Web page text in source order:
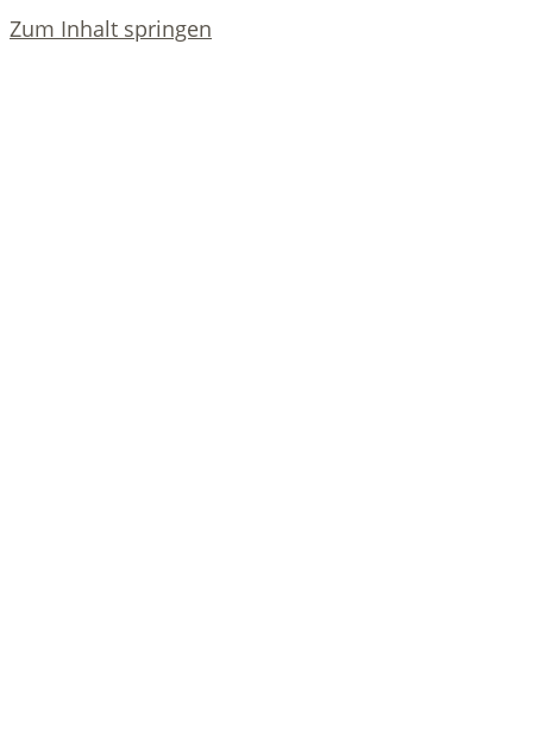
Zum Inhalt springen